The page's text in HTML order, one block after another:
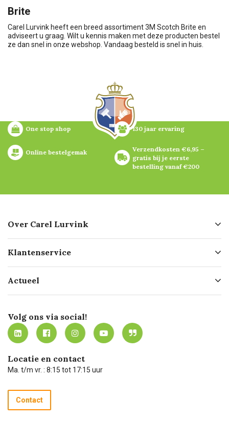
Brite
Carel Lurvink heeft een breed assortiment 3M Scotch Brite en
adviseert u graag. Wilt u kennis maken met deze producten bestel
ze dan snel in onze webshop. Vandaag besteld is snel in huis.
One stop shop 130 jaar ervaring
Online bestelgemak
Verzendkosten €6,95 –
gratis bij je eerste
bestelling vanaf €200
Over Carel Lurvink
Geschiedenis
Missie
Certificering
Werken bij Carel Lurvink
MVO
Klantenservice
Bezorgen
Mijn Carel Lurvink
Mijn Carel Lurvink instructievideo's
Carel Lurvink App
Hulp op afstand
Technische dienst
Recycle programma
Betalen
Actueel
Innovation LAB
Tevreden klanten
Carel Lurvink Blog
Carel de podcast
Volg ons via social!
Locatie en contact
Ma. t/m vr. : 8:15 tot 17:15 uur
Contact